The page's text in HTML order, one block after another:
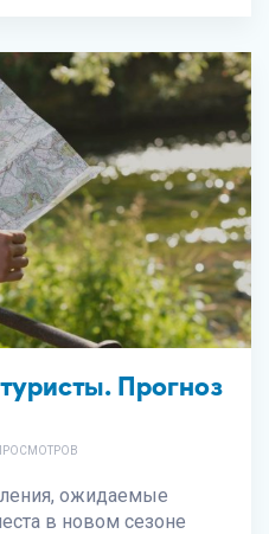
Прогноз
ожидаемые
в новом сезоне